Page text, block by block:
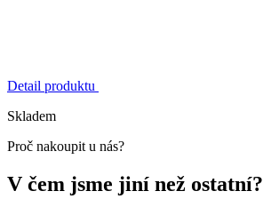
Detail produktu
Skladem
Proč nakoupit u nás?
V čem jsme jiní než ostatní?